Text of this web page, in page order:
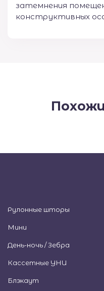
затемнения
конструктивных
Рулонные шторы
Мини
День-ночь / Зебра
Кассетные УНИ
Блэкаут